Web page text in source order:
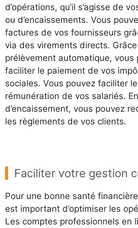
d’opérations, qu’il s’agisse de
ou d’encaissements. Vous
factures de vos fournisseurs
via des virements directs.
prélèvement automatique, vous
faciliter le paiement de vos
sociales. Vous pouvez faciliter
rémunération de vos salariés.
d’encaissement, vous pouvez
les règlements de vos clients.
Faciliter votre gestion
Pour une bonne santé
est important d’optimiser les
Les comptes professionnels en